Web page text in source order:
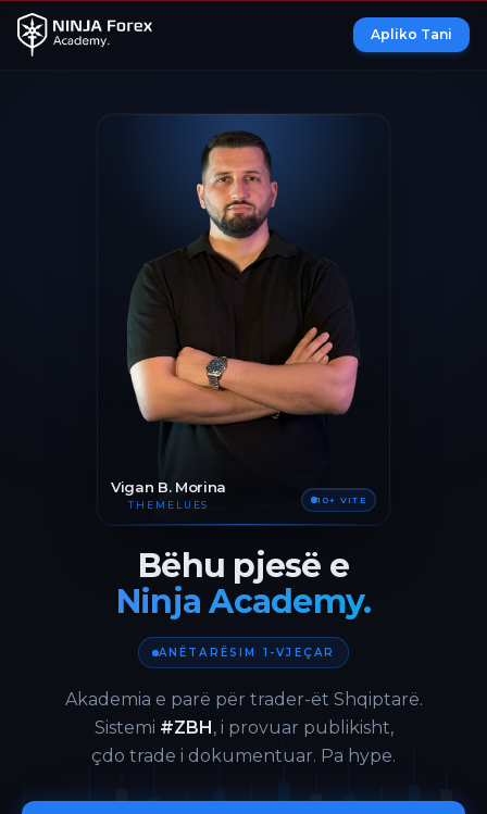
Apliko Tani
Vigan B. Morina
THEMELUES 10+ VITE
Bëhu pjesë e
Ninja Academy.
ANËTARËSIM 1-VJEÇAR
Akademia e parë për trader-ët Shqiptarë.
Sistemi #ZBH, i provuar publikisht,
çdo trade i dokumentuar. Pa hype.